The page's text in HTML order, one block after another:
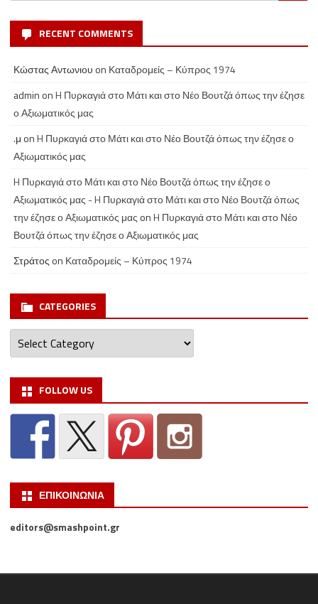
RECENT COMMENTS
Κώστας Αντωνιου on Καταδρομείς – Κύπρος 1974
admin onH Πυρκαγιά στο Μάτι και στο Νέο Βουτζά όπως την έζησε
ο Αξιωματικός μας
.μ onH Πυρκαγιά στο Μάτι και στο Νέο Βουτζά όπως την έζησε ο
Αξιωματικός μας
H Πυρκαγιά στο Μάτι και στο Νέο Βουτζά όπως την έζησε ο
Αξιωματικός μας - H Πυρκαγιά στο Μάτι και στο Νέο Βουτζά όπως
την έζησε ο Αξιωματικός μας onH Πυρκαγιά στο Μάτι και στο Νέο
Βουτζά όπως την έζησε ο Αξιωματικός μας
Στράτος on Καταδρομείς – Κύπρος 1974
CATEGORIES
Categories
FOLLOW US
ΕΠΙΚΟΙΝΩΝΙΑ
editors@smashpoint.gr